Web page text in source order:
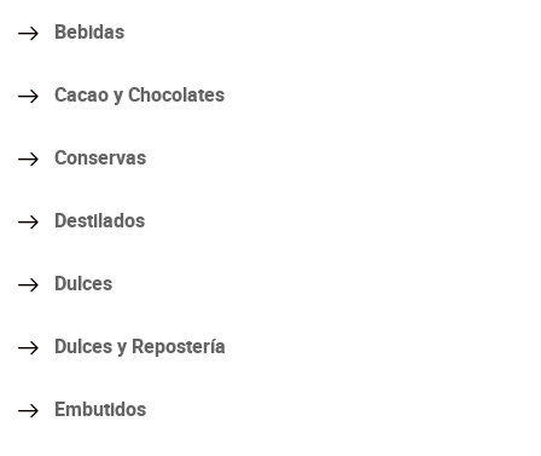
Bebidas
Cacao y Chocolates
Conservas
Destilados
Dulces
Dulces y Repostería
Embutidos